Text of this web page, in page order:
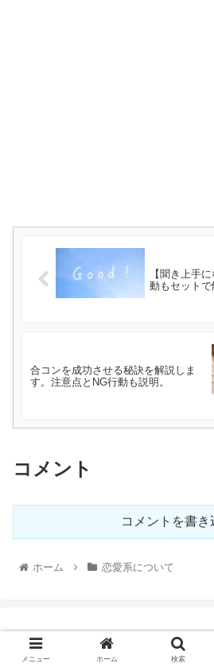
【聞き上手
動もセット
合コンを成功させる秘訣を解説しま
す。注意点とNG行動も説明。
コメント
コメントを書き
ホーム 恋愛系について
メニュー ホーム 検索